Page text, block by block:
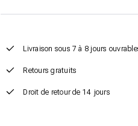
Livraison sous 7 à 8 jours
Retours gratuits
Droit de retour de 14 jours